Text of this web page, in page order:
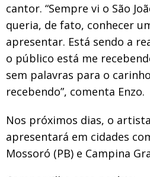
cantor. “Sempre vi o São
queria, de fato, conhecer
apresentar. Está sendo a
o público está me
sem palavras para o
recebendo”, comenta Enzo.
Nos próximos dias, o
apresentará em cidades
Mossoró (PB) e Campina